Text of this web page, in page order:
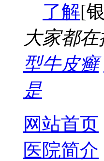
了解[
大家都在
型牛皮癣
是
网站首页
医院简介